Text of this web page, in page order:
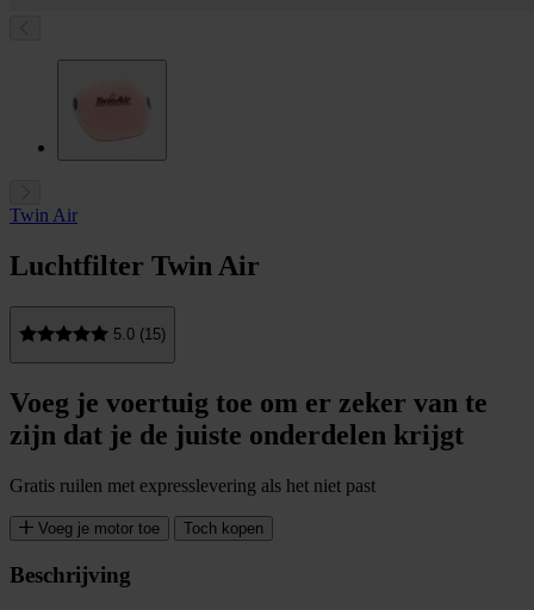
Twin Air
Luchtfilter Twin Air
5.0 (15)
Voeg je voertuig toe om er zeker van te
zijn dat je de juiste onderdelen krijgt
Gratis ruilen met expresslevering als het niet past
Voeg je motor toe Toch kopen
Beschrijving